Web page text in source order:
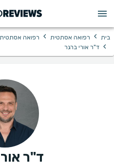
בית › רפואה אסתטית › רפואה
› ד"ר אורי ברגר
ד"ר